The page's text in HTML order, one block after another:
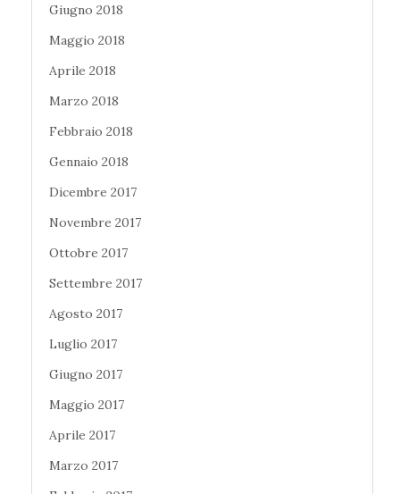
Giugno 2018
Maggio 2018
Aprile 2018
Marzo 2018
Febbraio 2018
Gennaio 2018
Dicembre 2017
Novembre 2017
Ottobre 2017
Settembre 2017
Agosto 2017
Luglio 2017
Giugno 2017
Maggio 2017
Aprile 2017
Marzo 2017